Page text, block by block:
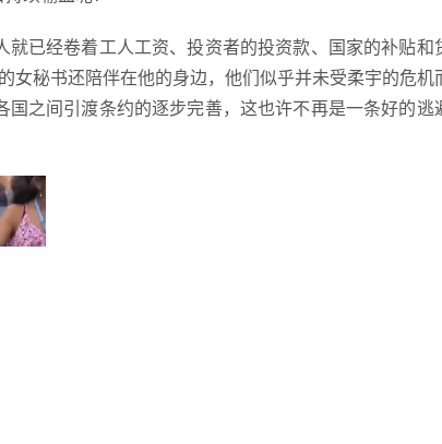
已经卷着工人工资、投资者的投资款、国家的补贴和
秘书还陪伴在他的身边，他们似乎并未受柔宇的危机
之间引渡条约的逐步完善，这也许不再是一条好的逃